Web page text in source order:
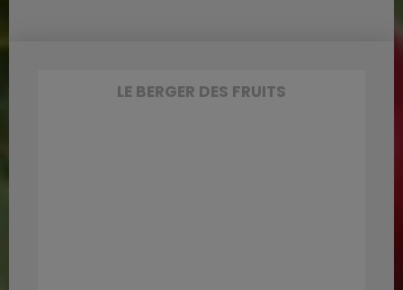
LE BERGER DES FRUITS